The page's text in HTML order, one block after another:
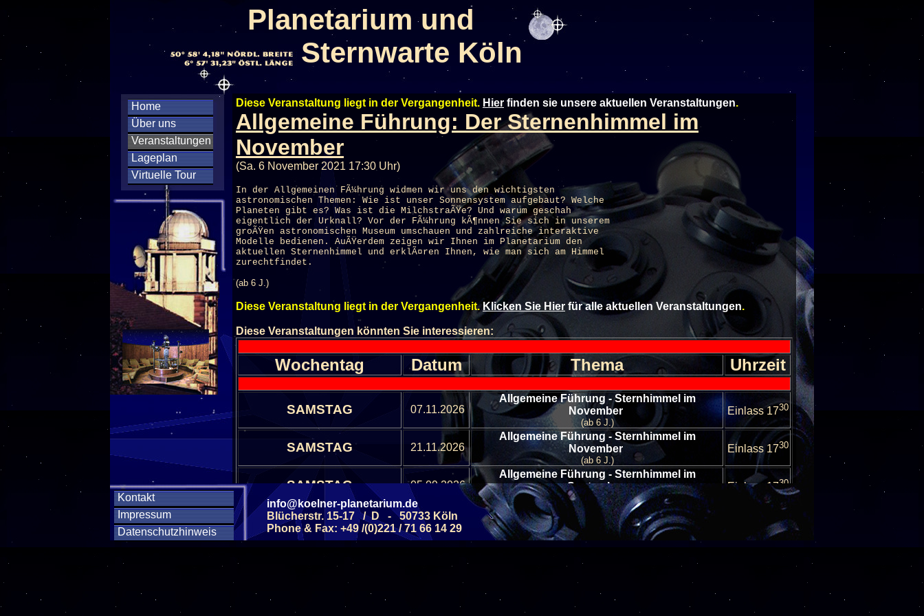
Planetarium und
Sternwarte Köln
Home
Über uns
Veranstaltungen
Lageplan
Virtuelle Tour
Kontakt
Impressum
Datenschutzhinweis
Diese Veranstaltung liegt in der Vergangenheit. Hier finden sie unsere aktuellen Veranstaltungen.
Allgemeine Führung: Der Sternenhimmel im
November
(Sa. 6 November 2021 17:30 Uhr)
In der Allgemeinen FÃ¼hrung widmen wir uns den wichtigsten
astronomischen Themen: Wie ist unser Sonnensystem aufgebaut? Welche
Planeten gibt es? Was ist die MilchstraÃŸe? Und warum geschah
eigentlich der Urknall? Vor der FÃ¼hrung kÃ¶nnen Sie sich in unserem
groÃŸen astronomischen Museum umschauen und zahlreiche interaktive
Modelle bedienen. AuÃŸerdem zeigen wir Ihnen im Planetarium den
aktuellen Sternenhimmel und erklÃ¤ren Ihnen, wie man sich am Himmel
zurechtfindet.
(ab 6 J.)
Diese Veranstaltung liegt in der Vergangenheit. Klicken Sie Hier für alle aktuellen Veranstaltungen.
Diese Veranstaltungen könnten Sie interessieren:
Wochentag Datum Thema Uhrzeit
SAMSTAG 07.11.2026
Allgemeine Führung - Sternhimmel im
November
(ab 6 J.)
Einlass 1730
SAMSTAG 21.11.2026
Allgemeine Führung - Sternhimmel im
November
(ab 6 J.)
Einlass 1730
SAMSTAG 05.09.2026
Allgemeine Führung - Sternhimmel im
September
(ab 6 J.)
Einlass 1730
SAMSTAG 19.09.2026
Allgemeine Führung - Sternhimmel im
September
(ab 6 J.)
Einlass 1730
(ab 6 J.)
SAMSTAG 24.10.2026
SAMSTAG 05.12.2026
Allgemeine Führung - Sternhimmel im
Einlass 17
info@koelner-planetarium.de
Blücherstr. 15-17 / D - 50733 Köln
Phone & Fax: +49 /(0)221 / 71 66 14 29